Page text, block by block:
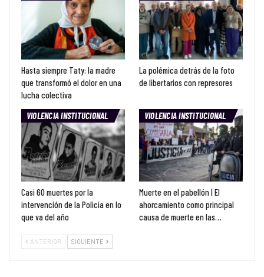
Hasta siempre Taty: la madre
que transformó el dolor en una
lucha colectiva
La polémica detrás de la foto
de libertarios con represores
VIOLENCIA INSTITUCIONAL
Casi 60 muertes por la
intervención de la Policía en lo
que va del año
VIOLENCIA INSTITUCIONAL
Muerte en el pabellón | El
ahorcamiento como principal
causa de muerte en las…
ANTERIOR SIGUIENTE